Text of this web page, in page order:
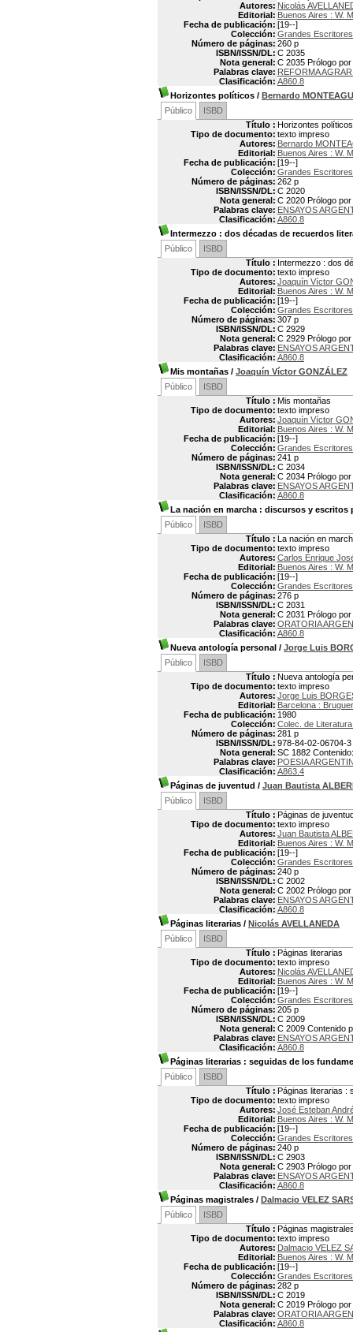
Autores: Nicolás
Editorial: Buenos Aires : W.
Fecha de publicación: [19--]
Colección: Grandes
Número de páginas: 260 p
ISBN/ISSN/DL: C 2035
Nota general: C 2035 Prólogo
Palabras clave: REFORMA
Clasificación: A860.8
Horizontes políticos / Bernardo
Público
ISBD
Título : Horizontes políticos
Tipo de documento: texto impreso
Autores: Bernardo
Editorial: Buenos Aires : W.
Fecha de publicación: [19--]
Colección: Grandes
Número de páginas: 262 p
ISBN/ISSN/DL: C 2020
Nota general: C 2020 Prólogo
Palabras clave: ENSAYOS
Clasificación: A860.8
Intermezzo : dos décadas de recuerdos
Público
ISBD
Título : Intermezzo : dos
Tipo de documento: texto impreso
Autores: Joaquín Víctor
Editorial: Buenos Aires : W.
Fecha de publicación: [19--]
Colección: Grandes
Número de páginas: 307 p
ISBN/ISSN/DL: C 2929
Nota general: C 2929 Prólogo
Palabras clave: ENSAYOS
Clasificación: A860.8
Mis montañas / Joaquín Víctor GONZÁLEZ
Público
ISBD
Título : Mis montañas
Tipo de documento: texto impreso
Autores: Joaquín Víctor
Editorial: Buenos Aires : W.
Fecha de publicación: [19--]
Colección: Grandes
Número de páginas: 241 p
ISBN/ISSN/DL: C 2034
Nota general: C 2034 Prólogo
Palabras clave: ENSAYOS
Clasificación: A860.8
La nación en marcha : discursos y escritos
Público
ISBD
Título : La nación en
Tipo de documento: texto impreso
Autores: Carlos Enrique
Editorial: Buenos Aires : W.
Fecha de publicación: [19--]
Colección: Grandes
Número de páginas: 276 p
ISBN/ISSN/DL: C 2031
Nota general: C 2031 Prólogo
Palabras clave: ORATORIA
Clasificación: A860.8
Nueva antología personal / Jorge Luis
Público
ISBD
Título : Nueva antología
Tipo de documento: texto impreso
Autores: Jorge Luis
Editorial: Barcelona :
Fecha de publicación: 1980
Colección: Colec. de
Número de páginas: 281 p
ISBN/ISSN/DL: 978-84-02-06704-3
Nota general: SC 1882
Palabras clave: POESIA
Clasificación: A863.4
Páginas de juventud / Juan Bautista
Público
ISBD
Título : Páginas de
Tipo de documento: texto impreso
Autores: Juan Bautista
Editorial: Buenos Aires : W.
Fecha de publicación: [19--]
Colección: Grandes
Número de páginas: 240 p
ISBN/ISSN/DL: C 2002
Nota general: C 2002 Prólogo
Palabras clave: ENSAYOS
Clasificación: A860.8
Páginas literarias / Nicolás AVELLANEDA
Público
ISBD
Título : Páginas literarias
Tipo de documento: texto impreso
Autores: Nicolás
Editorial: Buenos Aires : W.
Fecha de publicación: [19--]
Colección: Grandes
Número de páginas: 205 p
ISBN/ISSN/DL: C 2009
Nota general: C 2009 Contenido
Palabras clave: ENSAYOS
Clasificación: A860.8
Páginas literarias : seguidas de los
Público
ISBD
Título : Páginas literarias :
Tipo de documento: texto impreso
Autores: José Esteban
Editorial: Buenos Aires : W.
Fecha de publicación: [19--]
Colección: Grandes
Número de páginas: 240 p
ISBN/ISSN/DL: C 2903
Nota general: C 2903 Prólogo
Palabras clave: ENSAYOS
Clasificación: A860.8
Páginas magistrales / Dalmacio VELEZ
Público
ISBD
Título : Páginas
Tipo de documento: texto impreso
Autores: Dalmacio VELEZ
Editorial: Buenos Aires : W.
Fecha de publicación: [19--]
Colección: Grandes
Número de páginas: 282 p
ISBN/ISSN/DL: C 2019
Nota general: C 2019 Prólogo
Palabras clave: ORATORIA
Clasificación: A860.8